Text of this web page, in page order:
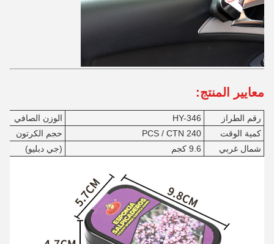
معايير المنتج:
رقم الطراز HY-346 الوزن الصافي
كمية الوقت
240 PCS / CTN حجم الكرتون
شمال غربي
9.6 كجم (جي دبليو)